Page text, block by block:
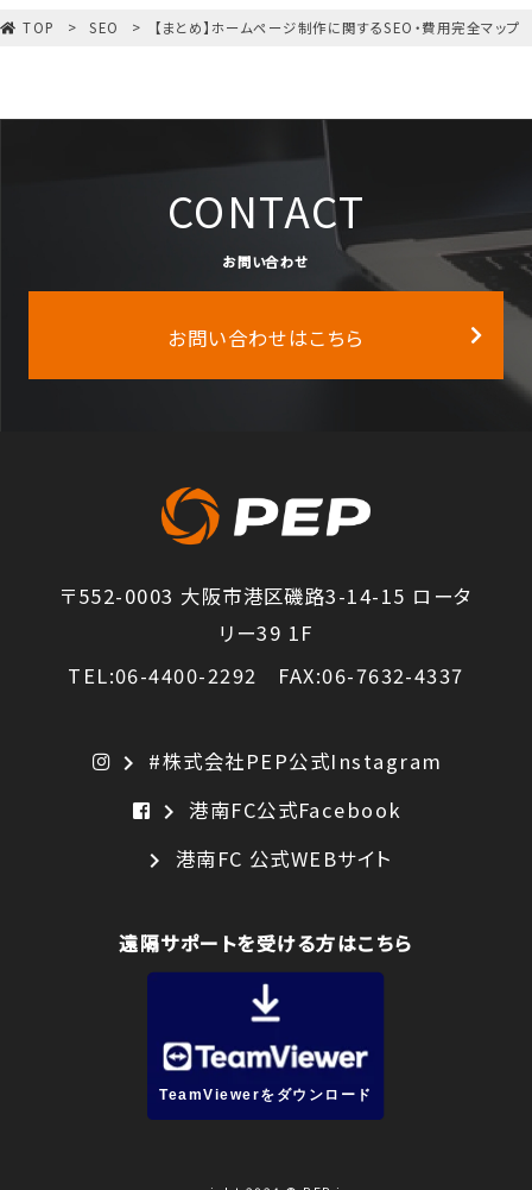
TOP SEO 【まとめ】ホームページ制作に関するSEO・費用完全マップ
CONTACT
お問い合わせ
お問い合わせはこちら
〒552-0003 大阪市港区磯路3-14-15 ロータ
リー39 1F
TEL:06-4400-2292 FAX:06-7632-4337
chevron_right #株式会社PEP公式Instagram
chevron_right 港南FC公式Facebook
chevron_right 港南FC 公式WEBサイト
遠隔サポートを受ける方はこちら
TeamViewerをダウンロード